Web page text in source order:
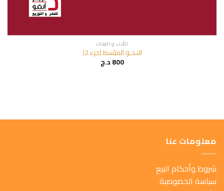
الأدب و اللغات
النـحـو المبّسط (جزء 2)
800د.ج
معلومات عنا
شروط وأحكام البيع
سياسة الخصوصية